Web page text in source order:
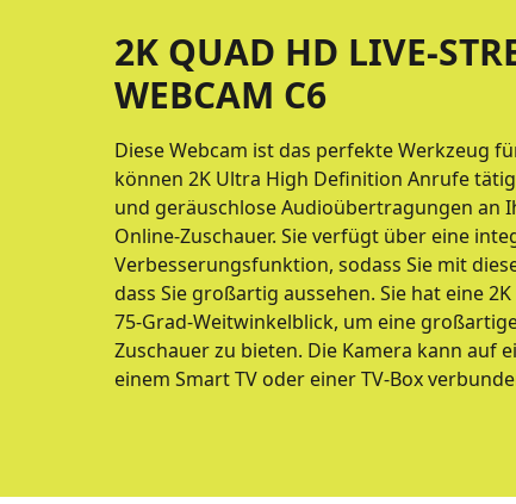
2K QUAD HD LIVE-
WEBCAM C6
Diese Webcam ist das perfekte Werkzeug
können 2K Ultra High Definition Anrufe
und geräuschlose Audioübertragungen an
Online-Zuschauer. Sie verfügt über eine
Verbesserungsfunktion, sodass Sie mit
dass Sie großartig aussehen. Sie hat eine
75-Grad-Weitwinkelblick, um eine
Zuschauer zu bieten. Die Kamera kann auf
einem Smart TV oder einer TV-Box